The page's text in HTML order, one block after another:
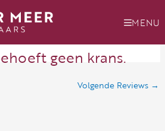
MENU
geen krans.
Volgende Reviews →